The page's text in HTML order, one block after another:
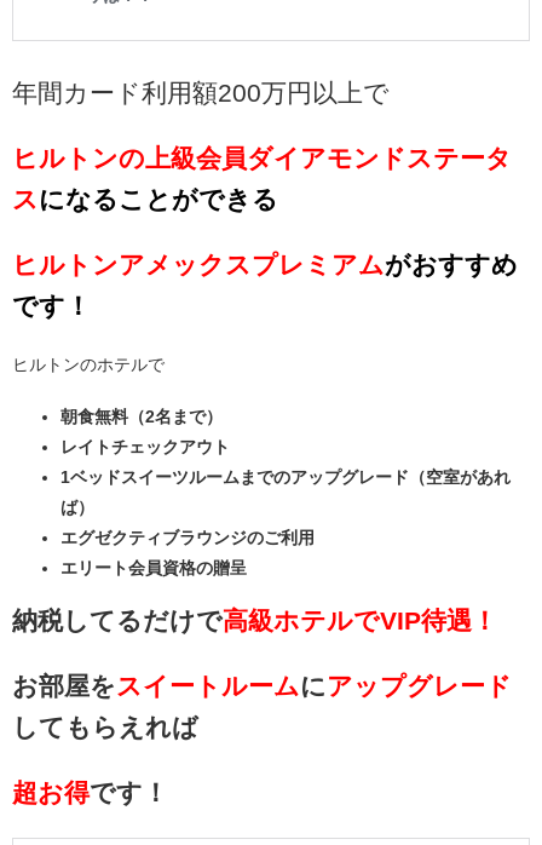
年間カード利用額200万円以上で
ヒルトンの上級会員ダイアモンドステータ
スになることができる
ヒルトンアメックスプレミアムがおすすめ
です！
ヒルトンのホテルで
朝食無料（2名まで）
レイトチェックアウト
1ベッドスイーツルームまでのアップグレード（空室があれ
ば）
エグゼクティブラウンジのご利用
エリート会員資格の贈呈
納税してるだけで高級ホテルでVIP待遇！
お部屋をスイートルームにアップグレード
してもらえれば
超お得です！